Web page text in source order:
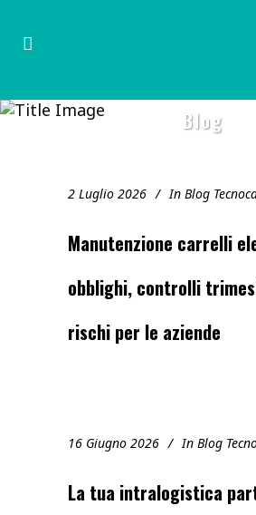
Blog
2 Luglio 2026 In Blog
Manutenzione carrelli
obblighi, controlli
rischi per le aziende
16 Giugno 2026 In Blog
La tua intralogistica